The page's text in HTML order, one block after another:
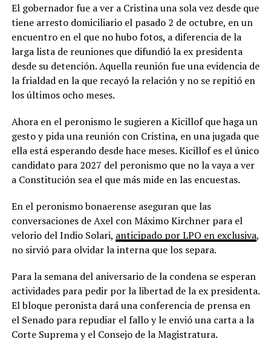
El gobernador fue a ver a Cristina una sola vez desde que
tiene arresto domiciliario el pasado 2 de octubre, en un
encuentro en el que no hubo fotos, a diferencia de la
larga lista de reuniones que difundió la ex presidenta
desde su detención. Aquella reunión fue una evidencia de
la frialdad en la que recayó la relación y no se repitió en
los últimos ocho meses.
Ahora en el peronismo le sugieren a Kicillof que haga un
gesto y pida una reunión con Cristina, en una jugada que
ella está esperando desde hace meses. Kicillof es el único
candidato para 2027 del peronismo que no la vaya a ver
a Constitución sea el que más mide en las encuestas.
En el peronismo bonaerense aseguran que las
conversaciones de Axel con Máximo Kirchner para el
velorio del Indio Solari, anticipado por LPO en exclusiva,
no sirvió para olvidar la interna que los separa.
Para la semana del aniversario de la condena se esperan
actividades para pedir por la libertad de la ex presidenta.
El bloque peronista dará una conferencia de prensa en
el Senado para repudiar el fallo y le envió una carta a la
Corte Suprema y el Consejo de la Magistratura.